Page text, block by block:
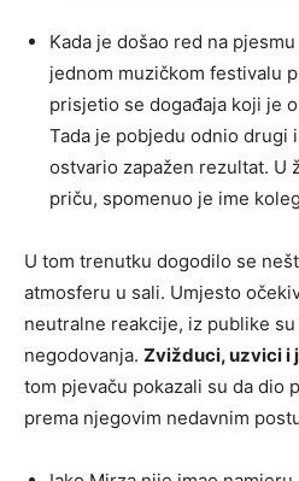
Kada je došao red na
jednom muzičkom festivalu
prisjetio se događaja koji je
Tada je pobjedu odnio drugi
ostvario zapažen rezultat. U
priču, spomenuo je ime
U tom trenutku dogodilo se
atmosferu u sali. Umjesto
neutralne reakcije, iz publike
negodovanja. Zvižduci, uzvici i
tom pjevaču pokazali su da dio
prema njegovim nedavnim